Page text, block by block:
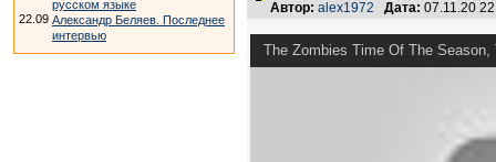
русском языке
22.09 Александр Беляев. Последнее
интервью
Автор: alex1972 Дата: 07.11.20
The Zombies Time Of The